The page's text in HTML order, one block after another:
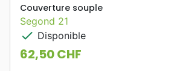
Couverture souple
Segond 21
check Disponible
Prix
62,50 CHF